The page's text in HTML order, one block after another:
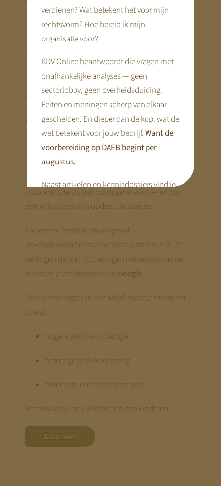
bij het bepalen van je positie in de zoekresultaten.
Je kunt het vergelijken met de kinderopvang: een
kind kan zich pas echt ontwikkelen als de
omgeving veilig, betrouwbaar en voorspelbaar is.
Als de basis wankelt, stokt de groei.
Dat geldt online net zo.
Bij KDV Onlinedraait hosting niet alleen om
“ruimte op een server”, maar om een omgeving
waarin je website zich duurzaam kan ontwikkelen.
Snelle servers, actuele techniek, sterke beveiliging
en continue monitoring zorgen ervoor dat Google
jouw website als betrouwbaar ervaart — en dus
eerder laat zien aan ouders die zoeken.
Langzame hosting, storingen of
beveiligingsproblemen werken juist tegen je. Ze
verhogen de laadtijd, verlagen het vertrouwen en
remmen je zichtbaarheid in Google.
Goede hosting zie je niet altijd, maar je merkt het
overal:
hogere posities in Google
betere gebruikerservaring
meer rust, continuïteit en groei
Precies wat je ook wilt bieden aan kinderen
Lees meer
verdienen? Wat betekent het voor mijn
rechtsvorm? Hoe bereid ik mijn
organisatie voor?
KDV Online beantwoordt die vragen met
onafhankelijke analyses — geen
sectorlobby, geen overheidsduiding.
Feiten en meningen scherp van elkaar
gescheiden. En dieper dan de kop: wat de
wet betekent voor jouw bedrijf.Want de
voorbereiding op DAEB begint per
augustus.
Naast artikelen en kennisdossiers vind je
Disclaimer:
We bouwen terwijl je meekijkt. Niet alle
pagina’s zijn al compleet. Kom terug
begin augustus — dan staat alles.
Met vriendelijke groet,